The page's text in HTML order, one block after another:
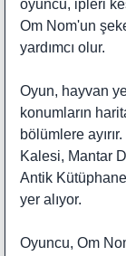
oyuncu, ipleri
Om Nom'un
yardımcı olur.
Oyun, hayvan
konumların
bölümlere
Kalesi, Mantar
Antik
yer alıyor.
Oyuncu, Om